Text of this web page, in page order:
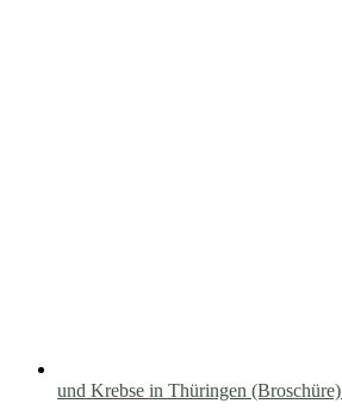
und Krebse in Thüringen (Broschüre)